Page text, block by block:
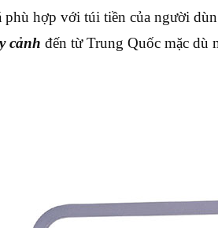
phù hợp với túi tiền của người
cảnh đến từ Trung Quốc mặc dù